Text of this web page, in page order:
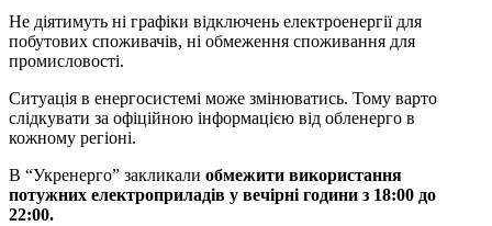
Не діятимуть ні графіки відключень електроенергії для
побутових споживачів, ні обмеження споживання для
промисловості.
Ситуація в енергосистемі може змінюватись. Тому варто
слідкувати за офіційною інформацією від обленерго в
кожному регіоні.
В “Укренерго” закликали обмежити використання
потужних електроприладів у вечірні години з 18:00 до
22:00.